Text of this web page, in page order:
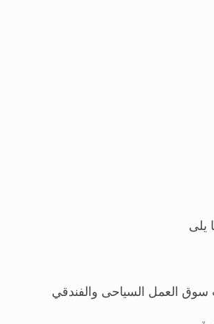
سوق العمل السياحى والفندقي